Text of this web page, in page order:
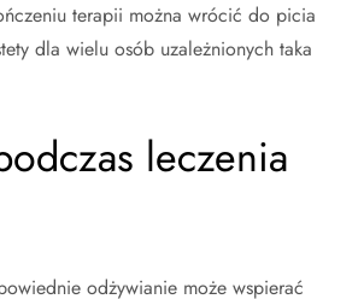
terapii można wrócić do picia
dla wielu osób uzależnionych taka
leczenia
odżywianie może wspierać